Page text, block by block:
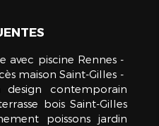
avec piscine Rennes
maison Saint-Gilles
contemporain
bois Saint-Gilles
poissons jardin